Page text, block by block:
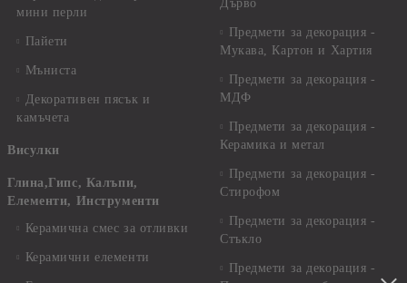
мини перли
Пайети
Мъниста
Декоративен пясък и
камъчета
Висулки
Глина,Гипс, Калъпи,
Елементи, Инструменти
Керамична смес за отливки
Керамични елементи
Дърво
Предмети за декорация -
Мукава, Картон и Хартия
Предмети за декорация -
МДФ
Предмети за декорация -
Керамика и метал
Предмети за декорация -
Стирофом
Предмети за декорация -
Стъкло
Предмети за декорация -